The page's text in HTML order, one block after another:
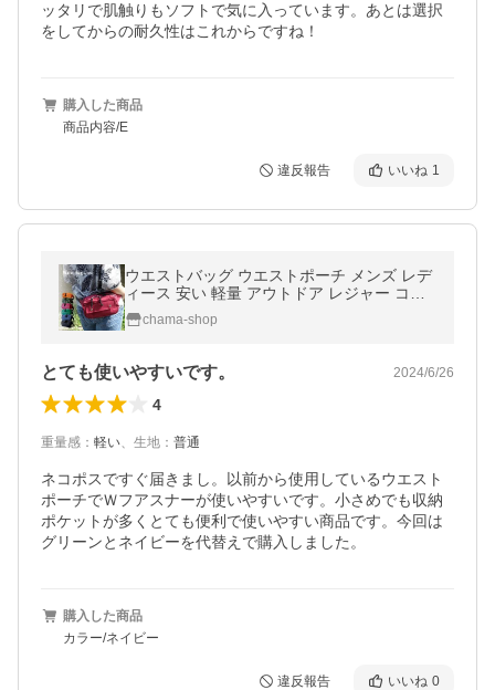
ッタリで肌触りもソフトで気に入っています。あとは選択
をしてからの耐久性はこれからですね！
購入した商品
商品内容/E
違反報告 いいね 1
ウエストバッグ ウエストポーチ メンズ レデ
ィース 安い 軽量 アウトドア レジャー コン
パクト 仕事 2200 旅行 便利 小さめ relife 送
料無料
chama-shop
とても使いやすいです。 2024/6/26
4
重量感 ： 軽い、 生地 ： 普通
ネコポスですぐ届きまし。以前から使用しているウエスト
ポーチでＷフアスナーが使いやすいです。小さめでも収納
ポケットが多くとても便利で使いやすい商品です。今回は
グリーンとネイビーを代替えで購入しました。
購入した商品
カラー/ネイビー
違反報告 いいね 0